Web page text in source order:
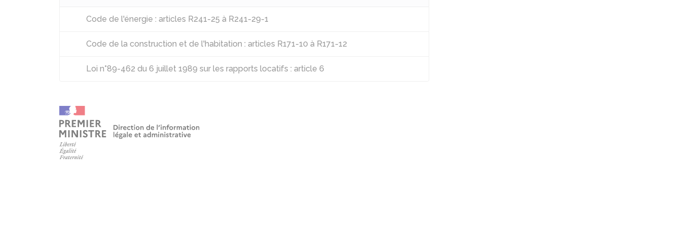
Code de l'énergie : articles R241-25 à R241-29-1
Code de la construction et de l'habitation : articles R171-10 à R171-12
Loi n°89-462 du 6 juillet 1989 sur les rapports locatifs : article 6